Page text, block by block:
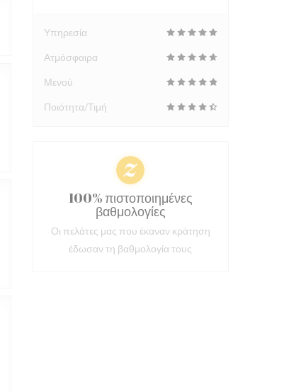
Υπηρεσία
Ατμόσφαιρα
Μενού
Ποιότητα/Τιμή
100% πιστοποιημένες
βαθμολογίες
Οι πελάτες μας που έκαναν κράτηση
έδωσαν τη βαθμολογία τους